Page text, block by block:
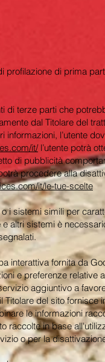
profilazione di prima
di terze parti che
dal Titolare del
l’utente
it/l’utente potrà
di pubblicità
procedere alla
it/le-tue-scelte
i sistemi simili per
altri sistemi è
interattiva fornita da
e preferenze
aggiuntivo a
Titolare del sito
le informazioni
raccolte in base
o per la